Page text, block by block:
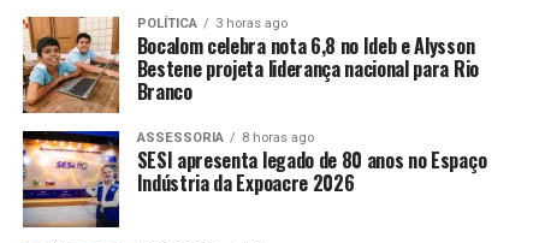
POLÍTICA 3 horas ago
Bocalom celebra nota 6,8 no Ideb e Alysson
Bestene projeta liderança nacional para Rio
Branco
ASSESSORIA 8 horas ago
SESI apresenta legado de 80 anos no Espaço
Indústria da Expoacre 2026